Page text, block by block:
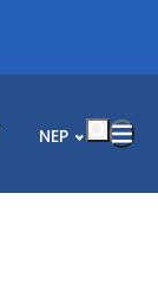
भाषा चयन गर्नुहोस्
NEP